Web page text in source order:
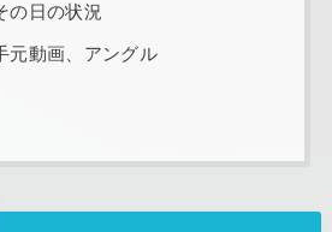
日の状況
動画、アングル